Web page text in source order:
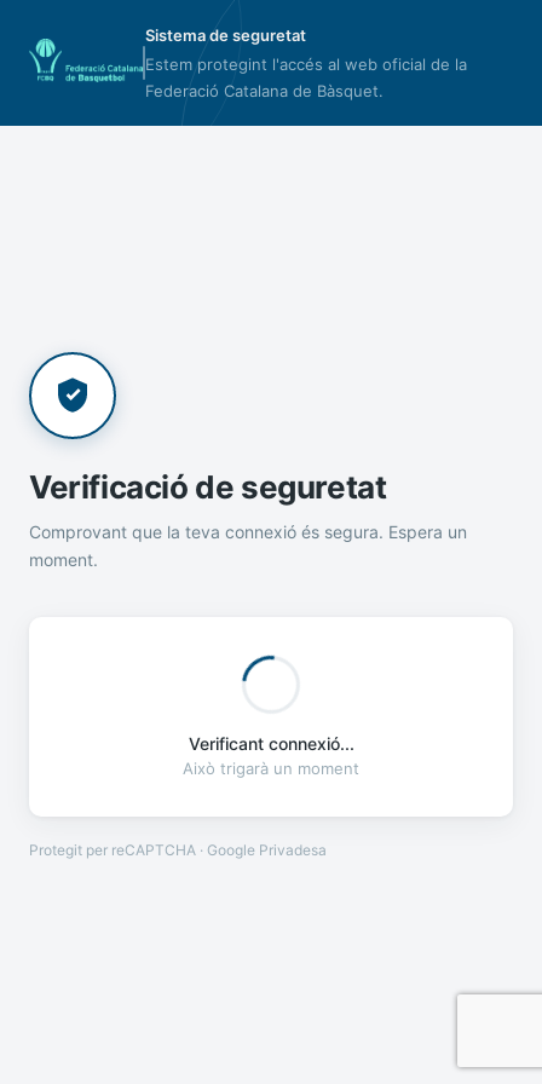
Sistema de seguretat
Estem protegint l'accés al web oficial de la
Federació Catalana de Bàsquet.
Verificació de seguretat
Comprovant que la teva connexió és segura. Espera un
moment.
Verificant connexió...
Això trigarà un moment
Protegit per reCAPTCHA · Google Privadesa